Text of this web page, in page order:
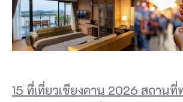
15 ที่เที่ยวเชียงคาน 2026 สถานที่